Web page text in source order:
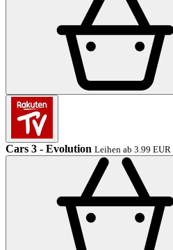
Cars 3 - Evolution Leihen ab 3.99 EUR